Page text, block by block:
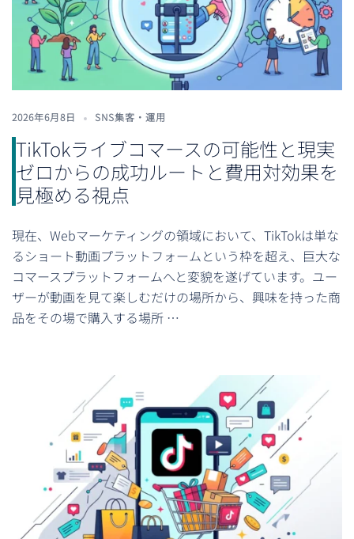
2026年6月8日 SNS集客・運用
TikTokライブコマースの可能性と現実
ゼロからの成功ルートと費用対効果を
見極める視点
現在、Webマーケティングの領域において、TikTokは単な
るショート動画プラットフォームという枠を超え、巨大な
コマースプラットフォームへと変貌を遂げています。ユー
ザーが動画を見て楽しむだけの場所から、興味を持った商
品をその場で購入する場所 …